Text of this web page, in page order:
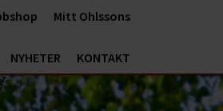
NYHETER KONTAKT
Mitt Ohlssons